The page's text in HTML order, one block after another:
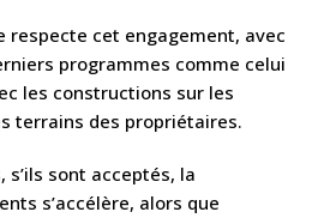
respecte cet engagement, avec
programmes comme celui
les constructions sur les
terrains des propriétaires.
sont acceptés, la
s’accélère, alors que